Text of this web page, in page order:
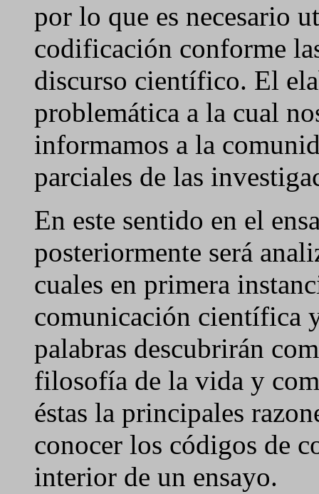
por lo que es necesario
codificación conforme
discurso científico. El
problemática a la cual
informamos a la
parciales de las
En este sentido en el
posteriormente será
cuales en primera
comunicación científica
palabras descubrirán
filosofía de la vida y
éstas la principales
conocer los códigos de
interior de un ensayo.